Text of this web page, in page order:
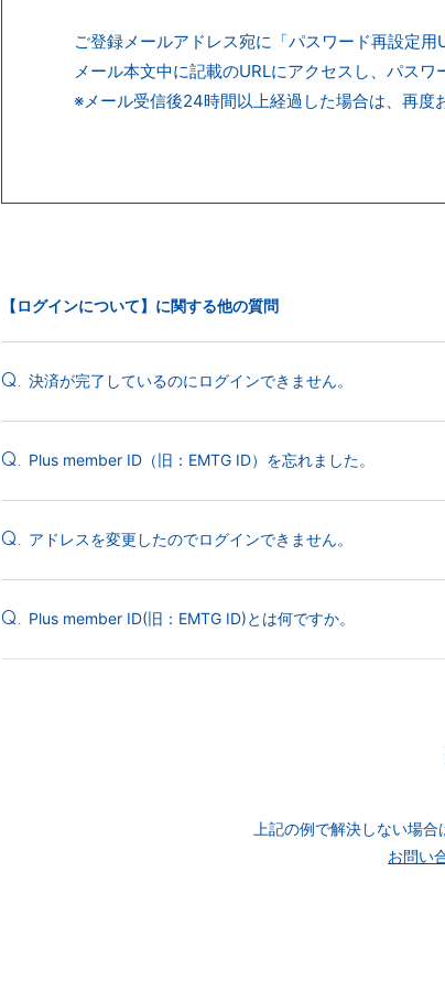
ご登録メールアドレス宛に「パスワード再設定用
メール本文中に記載のURLにアクセスし、パスワ
※メール受信後24時間以上経過した場合は、再度
【ログインについて】に関する他の質問
Q. 決済が完了しているのにログインできません。
Q. Plus member ID（旧：EMTG ID）を忘れました。
Q. アドレスを変更したのでログインできません。
Q. Plus member ID(旧：EMTG ID)とは何ですか。
上記の例で解決しない場
お問い